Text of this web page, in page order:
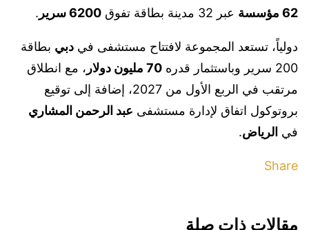
62 مؤسسة
عبر 32 مدينة بطاقة تفوق 6200 سرير .
دولياً، تستعد المجموعة لافتتاح مستشفى في دبي بطاقة
200 سرير وباستثمار قدره
70 مليون دولار
، مع انطلاق
مرتقب في الربع الأول من 2027، إضافة إلى توقيع
بروتوكول اتفاق لإدارة مستشفى عبد الرحمن المشاري
في الرياض.
Share
مقالات ذات صلة